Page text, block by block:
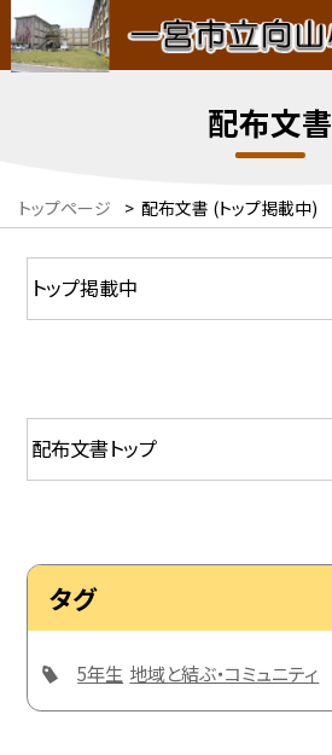
配布文書
トップページ > 配布文書 (トップ掲載中)
タグ
5年生 地域と結ぶ・コミュニティ